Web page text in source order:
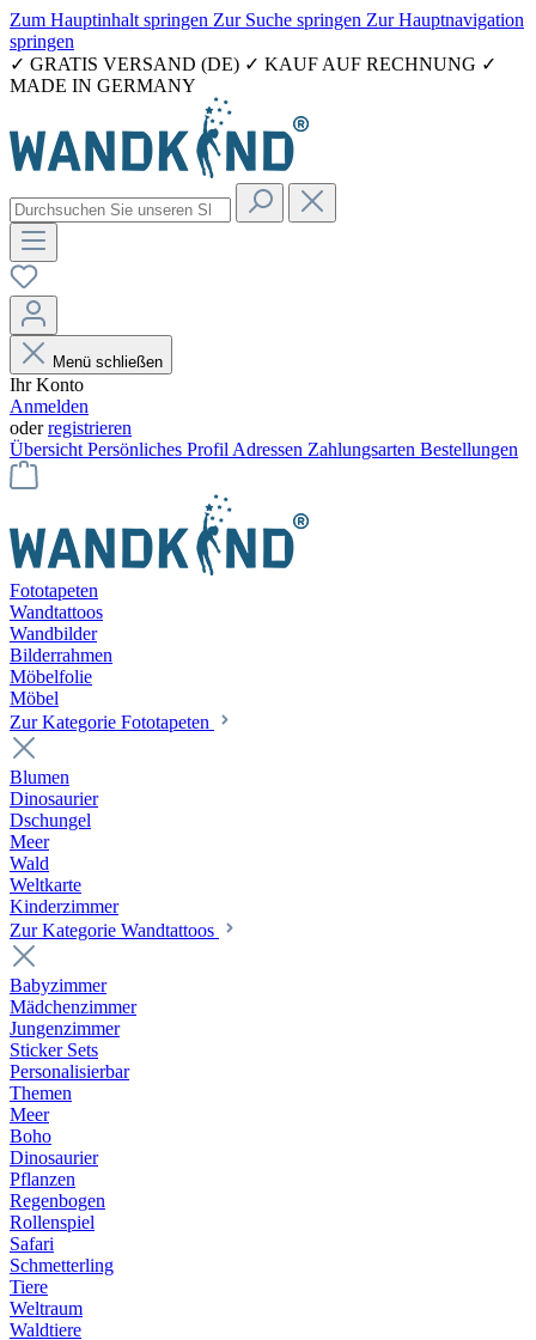
Zum Hauptinhalt springen Zur Suche springen Zur Hauptnavigation
springen
✓ GRATIS VERSAND (DE) ✓ KAUF AUF RECHNUNG ✓
MADE IN GERMANY
Menü schließen
Ihr Konto
Anmelden
oderregistrieren
Übersicht Persönliches Profil Adressen Zahlungsarten Bestellungen
Fototapeten
Wandtattoos
Wandbilder
Bilderrahmen
Möbelfolie
Möbel
Zur Kategorie Fototapeten
Blumen
Dinosaurier
Dschungel
Meer
Wald
Weltkarte
Kinderzimmer
Zur Kategorie Wandtattoos
Babyzimmer
Mädchenzimmer
Jungenzimmer
Sticker Sets
Personalisierbar
Themen
Meer
Boho
Dinosaurier
Pflanzen
Regenbogen
Rollenspiel
Safari
Schmetterling
Tiere
Weltraum
Waldtiere